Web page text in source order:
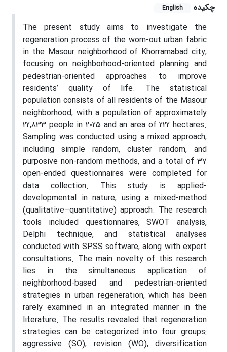
چکیده
English
The present study aims to investigate the
regeneration process of the worn-out urban fabric
in the Masour neighborhood of Khorramabad city,
focusing on neighborhood-oriented planning and
pedestrian-oriented approaches to improve
residents’ quality of life. The statistical
population consists of all residents of the Masour
neighborhood, with a population of approximately
22,833 people in 2025 and an area of 222 hectares.
Sampling was conducted using a mixed approach,
including simple random, cluster random, and
purposive non-random methods, and a total of 37
open-ended questionnaires were completed for
data collection. This study is applied-
developmental in nature, using a mixed-method
(qualitative–quantitative) approach. The research
tools included questionnaires, SWOT analysis,
Delphi technique, and statistical analyses
conducted with SPSS software, along with expert
consultations. The main novelty of this research
lies in the simultaneous application of
neighborhood-based and pedestrian-oriented
strategies in urban regeneration, which has been
rarely examined in an integrated manner in the
literature. The results revealed that regeneration
strategies can be categorized into four groups:
aggressive (SO), revision (WO), diversification